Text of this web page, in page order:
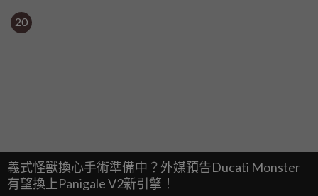
20
義式怪獸換心手術準備中？外媒預告Ducati Monster
有望換上Panigale V2新引擎！